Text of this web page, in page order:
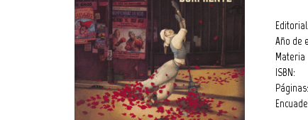
Editorial:
Año de
Materia
ISBN:
Páginas: